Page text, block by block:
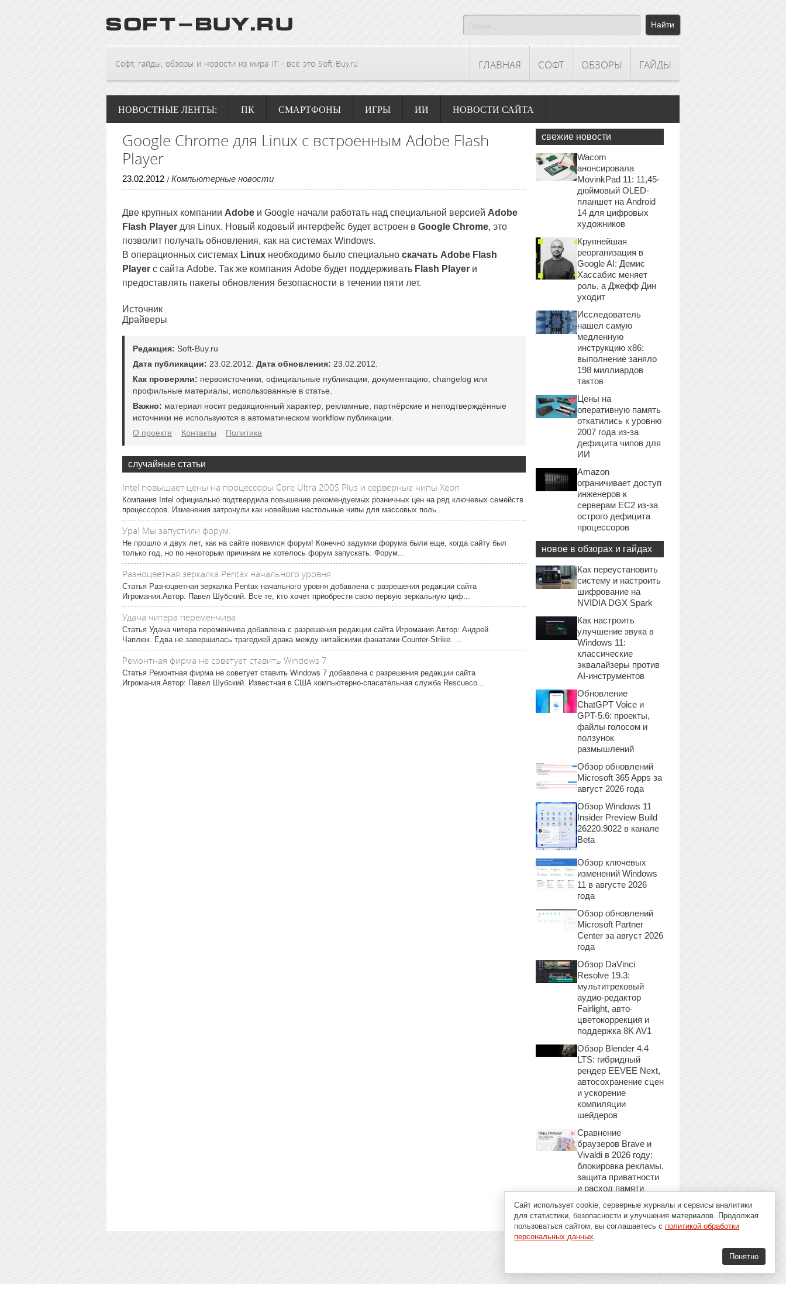
Софт, гайды, обзоры и новости из мира IT - все это Soft-Buy.ru ГЛАВНАЯ СОФТ ОБЗОРЫ ГАЙДЫ
НОВОСТНЫЕ ЛЕНТЫ: ПК СМАРТФОНЫ ИГРЫ ИИ НОВОСТИ САЙТА
Google Chrome для Linux с встроенным Adobe Flash
Player
23.02.2012 / Компьютерные новости
Две крупных компании Adobe и Google начали работать над специальной версией Adobe
Flash Player для Linux. Новый кодовый интерфейс будет встроен в Google Chrome, это
позволит получать обновления, как на системах Windows.
В операционных системах Linux необходимо было специально скачать Adobe Flash
Player с сайта Adobe. Так же компания Adobe будет поддерживать Flash Player и
предоставлять пакеты обновления безопасности в течении пяти лет.
Источник
Драйверы
Редакция: Soft-Buy.ru
Дата публикации: 23.02.2012. Дата обновления: 23.02.2012.
Как проверяли: первоисточники, официальные публикации, документацию, changelog или
профильные материалы, использованные в статье.
Важно: материал носит редакционный характер; рекламные, партнёрские и неподтверждённые
источники не используются в автоматическом workflow публикации.
О проекте
Контакты Политика
случайные статьи
Intel повышает цены на процессоры Core Ultra 200S Plus и серверные чипы Xeon
Компания Intel официально подтвердила повышение рекомендуемых розничных цен на ряд ключевых семейств
процессоров. Изменения затронули как новейшие настольные чипы для массовых поль...
Ура! Мы запустили форум.
Не прошло и двух лет, как на сайте появился форум! Конечно задумки форума были еще, когда сайту был
только год, но по некоторым причинам не хотелось форум запускать. Форум...
Разноцветная зеркалка Pentax начального уровня
Статья Разноцветная зеркалка Pentax начального уровня добавлена с разрешения редакции сайта
Игромания.Автор: Павел Шубский. Все те, кто хочет приобрести свою первую зеркальную циф...
Удача читера переменчива
Статья Удача читера переменчива добавлена с разрешения редакции сайта Игромания.Автор: Андрей
Чаплюк. Едва не завершилась трагедией драка между китайскими фанатами Counter-Strike. ...
Ремонтная фирма не советует ставить Windows 7
Статья Ремонтная фирма не советует ставить Windows 7 добавлена с разрешения редакции сайта
Игромания.Автор: Павел Шубский. Известная в США компьютерно-спасательная служба Rescueco...
свежие новости
Wacom
анонсировала
MovinkPad 11: 11,45-
дюймовый OLED-
планшет на Android
14 для цифровых
художников
Крупнейшая
реорганизация в
Google AI: Демис
Хассабис меняет
роль, а Джефф Дин
уходит
Исследователь
нашел самую
медленную
инструкцию x86:
выполнение заняло
198 миллиардов
тактов
Цены на
оперативную память
откатились к уровню
2007 года из-за
дефицита чипов для
ИИ
Amazon
ограничивает доступ
инженеров к
серверам EC2 из-за
острого дефицита
процессоров
новое в обзорах и гайдах
Как переустановить
систему и настроить
шифрование на
NVIDIA DGX Spark
Как настроить
улучшение звука в
Windows 11:
классические
эквалайзеры против
AI-инструментов
Обновление
ChatGPT Voice и
GPT-5.6: проекты,
файлы голосом и
ползунок
размышлений
Обзор обновлений
Microsoft 365 Apps за
август 2026 года
Обзор Windows 11
Insider Preview Build
26220.9022 в канале
Beta
Обзор ключевых
изменений Windows
11 в августе 2026
года
Обзор обновлений
Microsoft Partner
Center за август 2026
года
Обзор DaVinci
Resolve 19.3:
мультитрековый
аудио-редактор
Fairlight, авто-
цветокоррекция и
поддержка 8K AV1
Обзор Blender 4.4
LTS: гибридный
рендер EEVEE Next,
автосохранение сцен
и ускорение
компиляции
шейдеров
Сравнение
браузеров Brave и
Vivaldi в 2026 году:
блокировка рекламы,
защита приватности
и расход памяти
Сайт использует cookie, серверные журналы и сервисы аналитики
для статистики, безопасности и улучшения материалов. Продолжая
пользоваться сайтом, вы соглашаетесь с политикой обработки
персональных данных.
Понятно